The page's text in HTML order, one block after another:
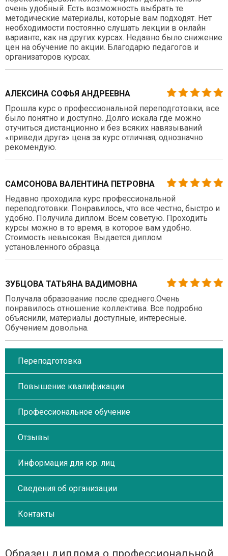
очень удобный. Есть возможность выбрать те
методические материалы, которые вам подходят. Нет
необходимости постоянно слушать лекции в онлайн
варианте, как на других курсах. Недавно было снижение
цен на обучение по акции. Благодарю педагогов и
организаторов курсах.
АЛЕКСИНА СОФЬЯ АНДРЕЕВНА
Прошла курс о профессиональной переподготовки, все
было понятно и доступно. Долго искала где можно
отучиться дистанционно и без всяких навязываний
«приведи друга» цена за курс отличная, однозначно
рекомендую.
САМСОНОВА ВАЛЕНТИНА ПЕТРОВНА
Недавно проходила курс профессиональной
переподготовки. Понравилось, что все честно, быстро и
удобно. Получила диплом. Всем советую. Проходить
курсы можно в то время, в которое вам удобно.
Стоимость невысокая. Выдается диплом
установленного образца.
ЗУБЦОВА ТАТЬЯНА ВАДИМОВНА
Получала образование после среднего.Очень
понравилось отношение коллектива. Все подробно
объяснили, материалы доступные, интересные.
Обучением довольна.
Переподготовка
Повышение квалификации
Профессиональное обучение
Отзывы
Информация для юр. лиц
Сведения об организации
Контакты
Образец диплома о профессиональной